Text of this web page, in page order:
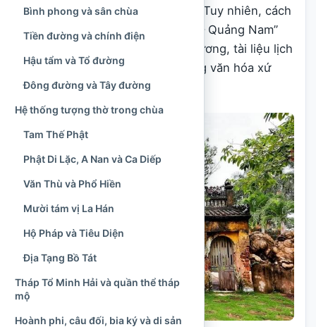
Hội An Tây, thành phố Đà Nẵng. Tuy nhiên, cách
gọi “chùa Chúc Thánh ở Hội An – Quảng Nam”
vẫn phổ biến trong ký ức địa phương, tài liệu lịch
sử, hoạt động du lịch và đời sống văn hóa xứ
Quảng.
Bình phong và sân chùa
Tiền đường và chính điện
Hậu tẩm và Tổ đường
Đông đường và Tây đường
Hệ thống tượng thờ trong chùa
Tam Thế Phật
Phật Di Lặc, A Nan và Ca Diếp
Văn Thù và Phổ Hiền
Mười tám vị La Hán
Hộ Pháp và Tiêu Diện
Địa Tạng Bồ Tát
Tháp Tổ Minh Hải và quần thể tháp
mộ
Hoành phi, câu đối, bia ký và di sản